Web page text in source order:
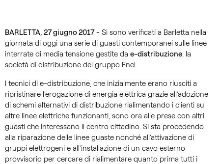
BARLETTA, 27 giugno 2017- Si sono verificati a Barletta nella
giornata di oggi una serie di guasti contemporanei sulle linee
interrate di media tensione gestite da e-distribuzione, la
società di distribuzione del gruppo Enel.
I tecnici di e-distribuzione, che inizialmente erano riusciti a
ripristinare l’erogazione di energia elettrica grazie all’adozione
di schemi alternativi di distribuzione rialimentando i clienti su
altre linee elettriche funzionanti, sono ora alle prese con altri
guasti che interessano il centro cittadino. Si sta procedendo
alla riparazione delle linee guaste nonché all’attivazione di
gruppi elettrogeni e all’installazione di un cavo esterno
provvisorio per cercare di rialimentare quanto prima tutti i